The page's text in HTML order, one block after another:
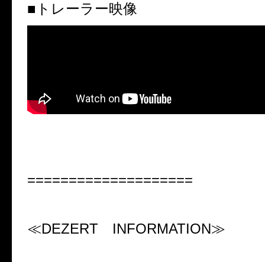
■トレーラー映像
====================
≪DEZERT INFORMATION≫